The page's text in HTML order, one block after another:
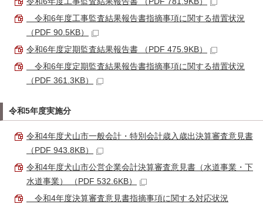
令和6年度工事監査結果報告書指摘事項に関する措置状況
（PDF 90.5KB）
令和6年度定期監査結果報告書 （PDF 475.9KB）
令和6年度定期監査結果報告書指摘事項に関する措置状況
（PDF 361.3KB）
令和5年度実施分
令和4年度犬山市一般会計・特別会計歳入歳出決算審査意見書
（PDF 943.8KB）
令和4年度犬山市公営企業会計決算審査意見書（水道事業・下
水道事業） （PDF 532.6KB）
令和4年度決算審査意見書指摘事項に関する対応状況